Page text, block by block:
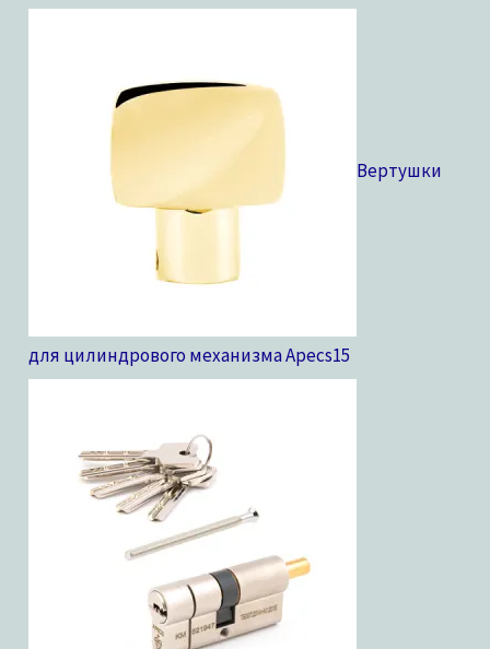
Вертушки
для цилиндрового механизма Apecs15